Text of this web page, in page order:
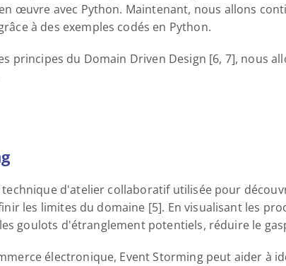
œuvre avec Python. Maintenant, nous allons
à des exemples codés en Python.
principes du Domain Driven Design [6, 7], nous
technique d'atelier collaboratif utilisée pour
les limites du domaine [5]. En visualisant les
goulots d'étranglement potentiels, réduire le
électronique, Event Storming peut aider à